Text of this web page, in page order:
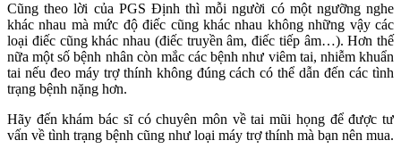
Cũng theo lời của PGS Định thì mỗi người có một ngưỡng nghe
khác nhau mà mức độ điếc cũng khác nhau không những vậy các
loại điếc cũng khác nhau (điếc truyền âm, điếc tiếp âm…). Hơn thế
nữa một số bệnh nhân còn mắc các bệnh như viêm tai, nhiễm khuẩn
tai nếu đeo máy trợ thính không đúng cách có thể dẫn đến các tình
trạng bệnh nặng hơn.
Hãy đến khám bác sĩ có chuyên môn về tai mũi họng để được tư
vấn về tình trạng bệnh cũng như loại máy trợ thính mà bạn nên mua.